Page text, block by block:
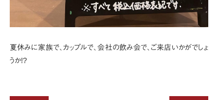
夏休みに家族で、カップルで、会社の飲み会で、ご来店いかがでしょ
うか!?